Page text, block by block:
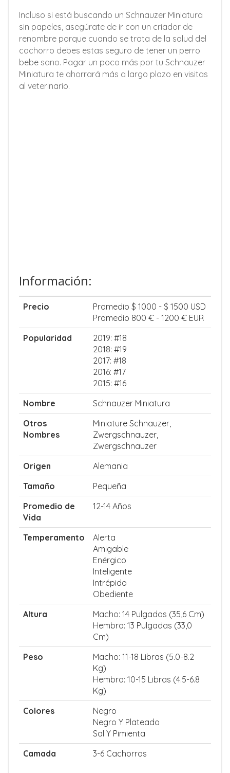
Incluso si está buscando un Schnauzer Miniatura
sin papeles, asegúrate de ir con un criador de
renombre porque cuando se trata de la salud del
cachorro debes estas seguro de tener un perro
bebe sano. Pagar un poco más por tu Schnauzer
Miniatura te ahorrará más a largo plazo en visitas
al veterinario.
Información:
Precio
Promedio $ 1000 - $ 1500 USD
Promedio 800 € - 1200 € EUR
Popularidad
2019: #18
2018: #19
2017: #18
2016: #17
2015: #16
Nombre
Schnauzer Miniatura
Otros
Nombres
Miniature Schnauzer,
Zwergschnauzer,
Zwergschnauzer
Origen
Alemania
Tamaño
Pequeña
Promedio de
Vida
12-14 Años
Temperamento
Alerta
Amigable
Enérgico
Inteligente
Intrépido
Obediente
Altura
Macho: 14 Pulgadas (35,6 Cm)
Hembra: 13 Pulgadas (33,0
Cm)
Peso
Macho: 11-18 Libras (5.0-8.2
Kg)
Hembra: 10-15 Libras (4.5-6.8
Kg)
Colores
Negro
Negro Y Plateado
Sal Y Pimienta
Camada
3-6 Cachorros